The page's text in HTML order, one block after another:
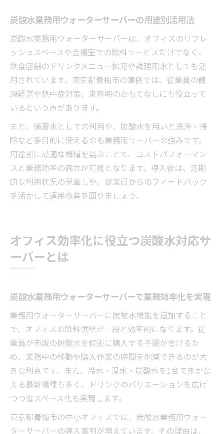
炭酸水業務用ウォーターサーバーの用途別活用法
炭酸水業務用ウォーターサーバーは、オフィスのリフレ
ッシュスペースや会議室での飲料サービスだけでなく、
飲食店舗のドリンクメニュー拡充や調理用水としても活
用されています。東京都青梅市の事例では、従業員の健
康経営や熱中症対策、来客時のおもてなしにも役立って
いるという声があります。
また、備蓄水としての利用や、炭酸水を用いた洗浄・掃
除など多目的に使えるのも業務用サーバーの強みです。
用途別に最適な機種を選ぶことで、コストパフォーマン
スと業務効率の両立が可能となります。導入後は、定期
的な利用状況の見直しや、従業員からのフィードバック
を活かして運用改善を図りましょう。
オフィス効率化に役立つ炭酸水対応サ
ーバーとは
炭酸水業務用ウォーターサーバーで業務効率化を実現
業務用ウォーターサーバーに炭酸水機能を追加すること
で、オフィスの飲料供給が一段と効率的になります。従
業員が市販の炭酸水を個別に購入する手間が省けるた
め、業務中の移動や購入作業の時間を削減できるのが大
きな利点です。また、冷水・温水・炭酸水を1台でまかな
える最新機種も多く、ドリンクのバリエーションを広げ
つつ省スペース化も実現します。
東京都青梅市の中小オフィスでは、炭酸水業務用ウォー
ターサーバーの導入事例が増えています。その理由は、